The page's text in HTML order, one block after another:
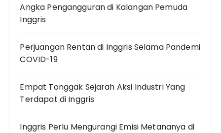
Angka Pengangguran di Kalangan Pemuda
Inggris
Perjuangan Rentan di Inggris Selama Pandemi
COVID-19
Empat Tonggak Sejarah Aksi Industri Yang
Terdapat di Inggris
Inggris Perlu Mengurangi Emisi Metananya di